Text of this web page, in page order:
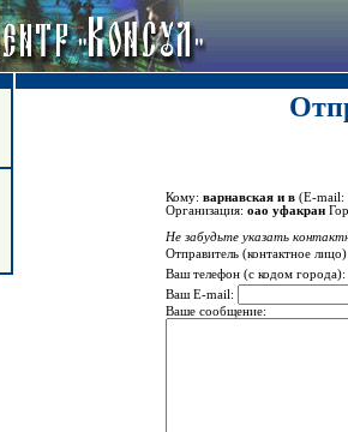
Кому: варнавская и в (E-mail:
Организация: оао уфакран
Не забудьте указать
Отправитель (контактное
Ваш телефон (с кодом города):
Ваш E-mail:
Ваше сообщение: